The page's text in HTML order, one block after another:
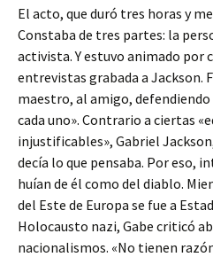
El acto, que duró tres horas y
Constaba de tres partes: la
activista. Y estuvo animado por
entrevistas grabada a Jackson.
maestro, al amigo, defendiendo
cada uno». Contrario a ciertas
injustificables», Gabriel
decía lo que pensaba. Por eso,
huían de él como del diablo.
del Este de Europa se fue a
Holocausto nazi, Gabe criticó
nacionalismos. «No tienen